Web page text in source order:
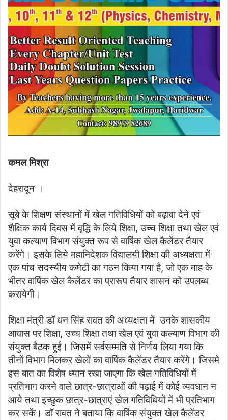
कमल मिश्रा
देहरादून ।
सूबे के शिक्षण संस्थानों में खेल गतिविधियों को बढ़ावा देने एवं
शैक्षिक कार्य दिवस में वृद्धि के लिये शिक्षा, उच्च शिक्षा तथा खेल एवं
युवा कल्याण विभाग संयुक्त रूप से वार्षिक खेल कैलेंडर तैयार
करेंगे। इसके लिये महानिदेशक विद्यालयी शिक्षा की अध्यक्षता में
एक पांच सदस्यीय कमेटी का गठन किया गया है, जो एक माह के
भीतर वार्षिक खेल कैलेंडर का प्रारूप तैयार शासन को उपलब्ध
करायेगी।
शिक्षा मंत्री डॉ धन सिंह रावत की अध्यक्षता में उनके शासकीय
आवास पर शिक्षा, उच्च शिक्षा तथा खेल एवं युवा कल्याण विभाग की
संयुक्त बैठक हुई। जिसमें सर्वसम्मति से निर्णय लिया गया कि
तीनों विभाग मिलकर खेलों का वार्षिक कैलेंडर तैयार करेंगे। जिसमे
इस बात का विशेष ध्यान रखा जाएगा कि खेल गतिविधियों में
प्रतिभाग करने वाले छात्र-छात्राओं की पढ़ाई में कोई व्यवधान न
आये तथा इच्छुक छात्र-छात्राएं खेल गतिविधियों में भी प्रतिभाग
कर सकें। डॉ रावत ने बताया कि वार्षिक संयुक्त खेल कैलेंडर